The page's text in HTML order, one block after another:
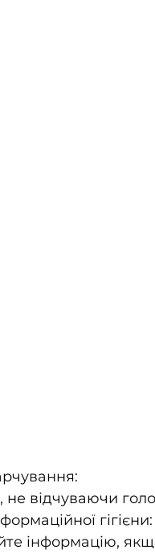
не відчуваючи
гігієни:
інформацію,